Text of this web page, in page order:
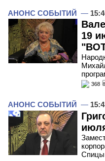
АНОНС СОБЫТИЙ —
19
368
АНОНС СОБЫТИЙ —